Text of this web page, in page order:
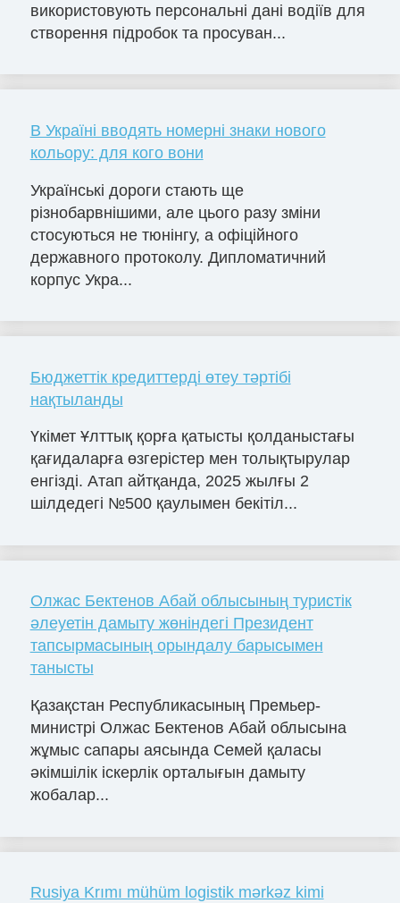
використовують персональні дані водіїв для
створення підробок та просуван...
В Україні вводять номерні знаки нового
кольору: для кого вони
Українські дороги стають ще
різнобарвнішими, але цього разу зміни
стосуються не тюнінгу, а офіційного
державного протоколу. Дипломатичний
корпус Укра...
Бюджеттік кредиттерді өтеу тәртібі
нақтыланды
Үкімет Ұлттық қорға қатысты қолданыстағы
қағидаларға өзгерістер мен толықтырулар
енгізді. Атап айтқанда, 2025 жылғы 2
шілдедегі №500 қаулымен бекітіл...
Олжас Бектенов Абай облысының туристік
әлеуетін дамыту жөніндегі Президент
тапсырмасының орындалу барысымен
танысты
Қазақстан Республикасының Премьер-
министрі Олжас Бектенов Абай облысына
жұмыс сапары аясында Семей қаласы
әкімшілік іскерлік орталығын дамыту
жобалар...
Rusiya Krımı mühüm logistik mərkəz kimi